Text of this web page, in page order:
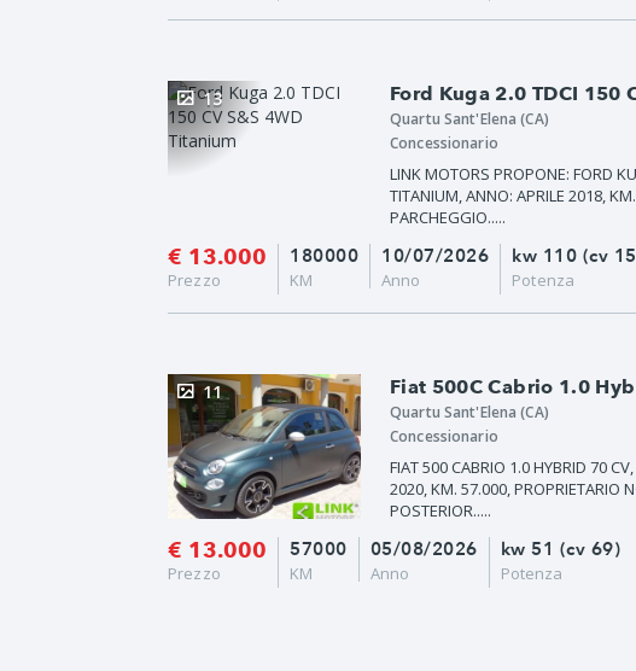
Ford Kuga 2.0 TDCI 150
13
Quartu Sant'Elena (CA)
Concessionario
LINK MOTORS PROPONE: FORD
TITANIUM, ANNO: APRILE 2018,
PARCHEGGIO.....
€ 13.000
Prezzo
10/07/2026
Anno
180000
KM
kw 110 (cv
Potenza
Fiat 500C Cabrio 1.0
11
Quartu Sant'Elena (CA)
Concessionario
FIAT 500 CABRIO 1.0 HYBRID 70
2020, KM. 57.000, PROPRIETARIO
POSTERIOR.....
€ 13.000
Prezzo
05/08/2026
Anno
57000
KM
kw 51 (cv 69)
Potenza